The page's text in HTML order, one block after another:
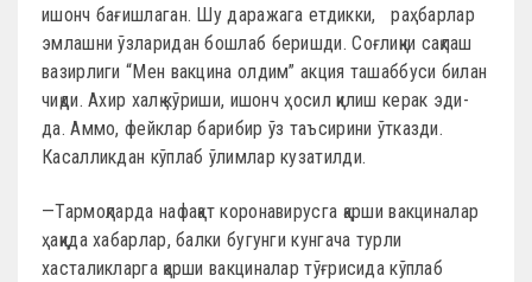
ишонч бағишлаган. Шу даражага етдикки, раҳбарлар
эмлашни ўзларидан бошлаб беришди. Cоғлиқни сақлаш
вазирлиги “Мен вакцина олдим” акция ташаббуси билан
чиқди. Ахир халқ кўриши, ишонч ҳосил қилиш керак эди-
да. Аммо, фейклар барибир ўз таъсирини ўтказди.
Касалликдан кўплаб ўлимлар кузатилди.
—Тармоқларда нафақат коронавирусга қарши вакциналар
ҳақида хабарлар, балки бугунги кунгача турли
хасталикларга қарши вакциналар тўғрисида кўплаб